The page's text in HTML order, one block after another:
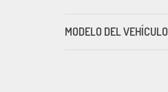
MODELO DEL VEHÍCULO